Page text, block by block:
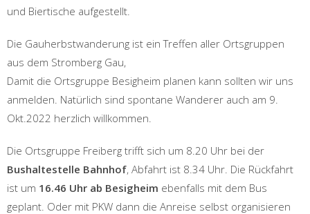
und Biertische aufgestellt.
Die Gauherbstwanderung ist ein Treffen aller Ortsgruppen
aus dem Stromberg Gau,
Damit die Ortsgruppe Besigheim planen kann sollten wir uns
anmelden. Natürlich sind spontane Wanderer auch am 9.
Okt.2022 herzlich willkommen.
Die Ortsgruppe Freiberg trifft sich um 8.20 Uhr bei der
Bushaltestelle Bahnhof, Abfahrt ist 8.34 Uhr. Die Rückfahrt
ist um 16.46 Uhr ab Besigheim ebenfalls mit dem Bus
geplant. Oder mit PKW dann die Anreise selbst organisieren